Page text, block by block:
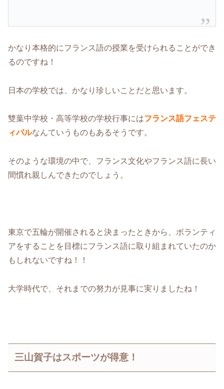
かなり本格的にフランス語の授業を受けられることができ
るのですね！
日本の学校では、かなり珍しいことだと思います。
雙葉中学校・高等学校の学校行事にはフランス語フェステ
ィバルなんていうものもあるそうです。
そのような環境の中で、フランス文化やフランス語に長い
間慣れ親しんできたのでしょう。
東京で五輪が開催されると決まったときから、ボランティ
アをすることを目標にフランス語に取り組まれていたのか
もしれないですね！！
大学時代で、それまでの努力が見事に実りましたね！
三山賀子はスポーツが得意！